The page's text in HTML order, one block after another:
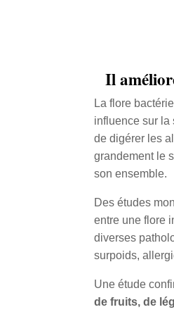
Il
La flore
influence sur la
de digérer les
grandement le
son ensemble.
Des études
entre une flore
diverses
surpoids,
Une étude
de fruits, de